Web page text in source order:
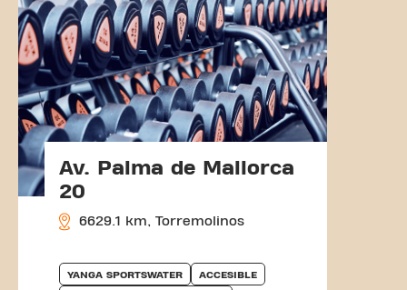
Av. Palma de Mallorca
20
6629.1 km, Torremolinos
YANGA SPORTSWATER ACCESIBLE